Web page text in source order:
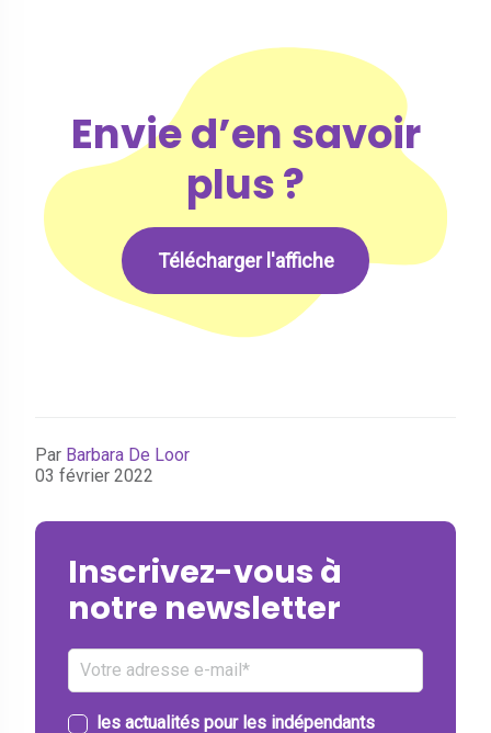
Envie d’en savoir
plus ?
Télécharger l'affiche
Par Barbara De Loor
03 février 2022
Inscrivez-vous à
notre newsletter
les actualités pour les indépendants